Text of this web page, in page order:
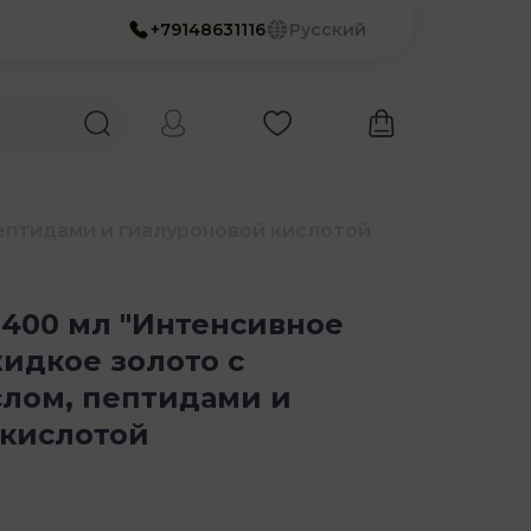
+79148631116 Русский
мл "Интенсивное
золото с
пептидами и